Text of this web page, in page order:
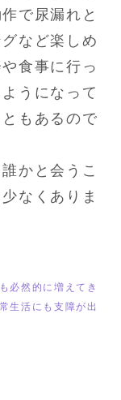
で尿漏れと
など楽しめ
食事に行っ
うになって
もあるので
かと会うこ
なくありま
必然的に増えてき
生活にも支障が出